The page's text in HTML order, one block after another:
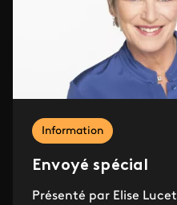
Information
Envoyé spécial
Présenté par Elise Lucet